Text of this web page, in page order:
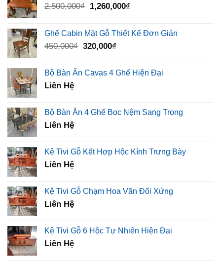
2,500,000₫ Giá
2,500,000₫.
1,260,000₫
là:
Ghế Cabin Mặt Gỗ Thiết Kế Đơn Giản
450,000₫ Giá
là:
450,000₫.
320,000₫
tại
là:
Bộ Bàn Ăn Cavas 4 Ghế Hiện Đại
Liên Hệ
Bộ Bàn Ăn 4 Ghế Bọc Nệm Sang Trọng
Liên Hệ
Kệ Tivi Gỗ Kết Hợp Hộc Kính Trưng Bày
Liên Hệ
Kệ Tivi Gỗ Chạm Hoa Văn Đối Xứng
Liên Hệ
Kệ Tivi Gỗ 6 Hộc Tự Nhiên Hiện Đại
Liên Hệ